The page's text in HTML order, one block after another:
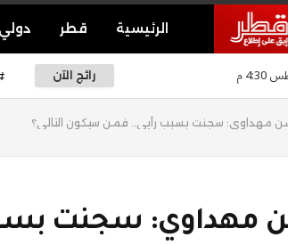
الرئيسية قطر دولي
رائج الآن
مهداوي: سجنت بسبب رأيي.. فمن سيكون التالي؟
مهداوي: سجنت